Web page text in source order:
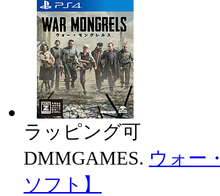
ラッピング可
DMMGAMES. ウォー
ソフト】